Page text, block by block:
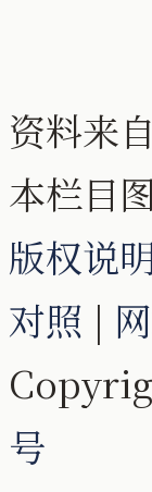
资料来自
本栏目
版权说
对照 |
号